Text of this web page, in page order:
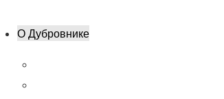
О Дубровнике